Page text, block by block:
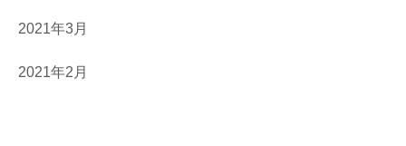
2021年3月
2021年2月